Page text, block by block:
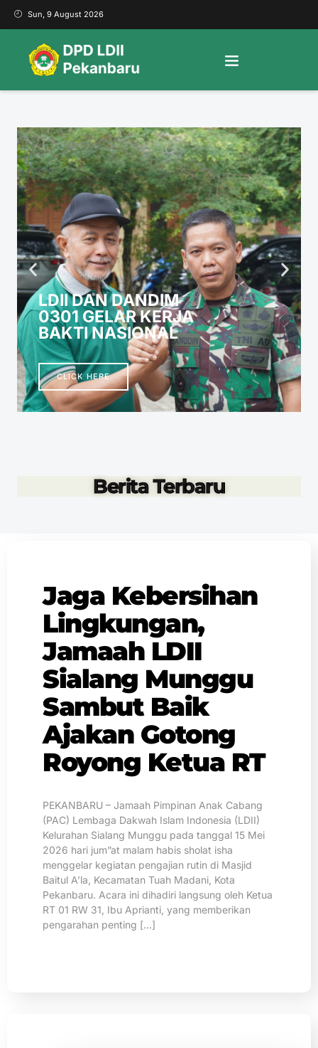
Sun, 9 August 2026
LDII DAN DANDIM
0301 GELAR KERJA
BAKTI NASIONAL
CLICK HERE
Berita Terbaru
Jaga Kebersihan
Lingkungan,
Jamaah LDII
Sialang Munggu
Sambut Baik
Ajakan Gotong
Royong Ketua RT
PEKANBARU – Jamaah Pimpinan Anak Cabang
(PAC) Lembaga Dakwah Islam Indonesia (LDII)
Kelurahan Sialang Munggu pada tanggal 15 Mei
2026 hari jum”at malam habis sholat isha
menggelar kegiatan pengajian rutin di Masjid
Baitul A’la, Kecamatan Tuah Madani, Kota
Pekanbaru. Acara ini dihadiri langsung oleh Ketua
RT 01 RW 31, Ibu Aprianti, yang memberikan
pengarahan penting […]